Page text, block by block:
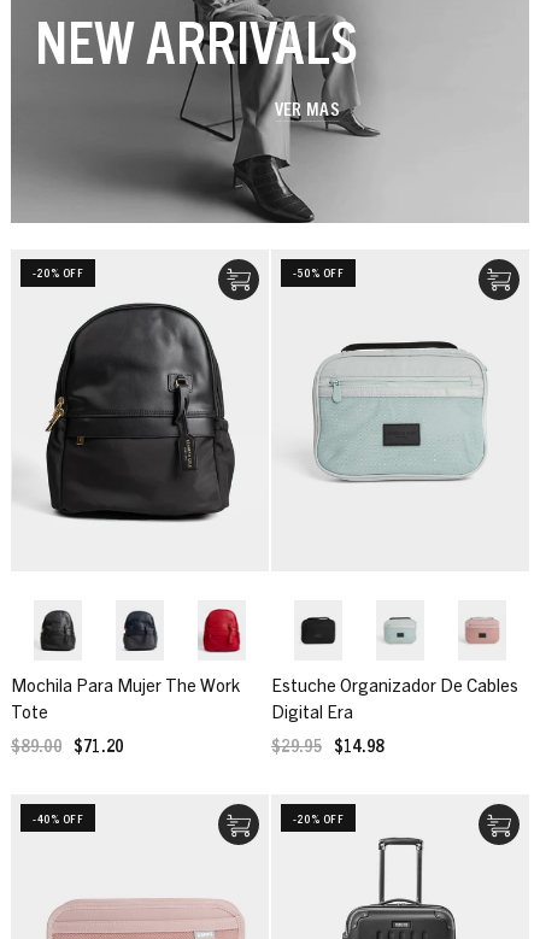
NEW ARRIVALS
VER MAS
-20% OFF
Mochila Para Mujer The Work
Tote
$89.00 $71.20
-50% OFF
Estuche Organizador De Cables
Digital Era
$29.95 $14.98
-40% OFF -20% OFF